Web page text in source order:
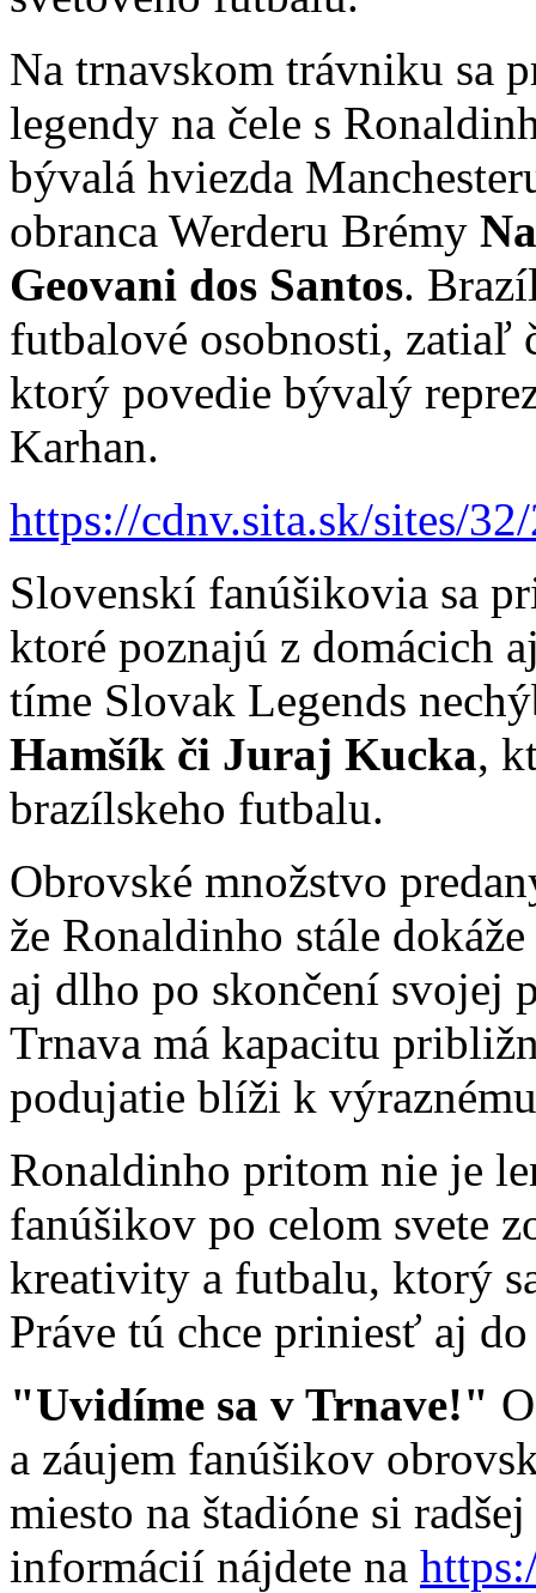
Na trnavskom trávniku sa
legendy na čele s
bývalá hviezda
obranca Werderu Brémy
Geovani dos Santos.
futbalové osobnosti, zatiaľ
ktorý povedie bývalý
Karhan.
https://cdnv.sita.sk/sites/
Slovenskí fanúšikovia sa
ktoré poznajú z domácich
tíme Slovak Legends
Hamšík či Juraj Kucka,
brazílskeho futbalu.
Obrovské množstvo
že Ronaldinho stále
aj dlho po skončení svojej
Trnava má kapacitu
podujatie blíži k
Ronaldinho pritom nie je
fanúšikov po celom svete
kreativity a futbalu, ktorý
Práve tú chce priniesť aj
"Uvidíme sa v Trnave!"
a záujem fanúšikov
miesto na štadióne si
informácií nájdete na